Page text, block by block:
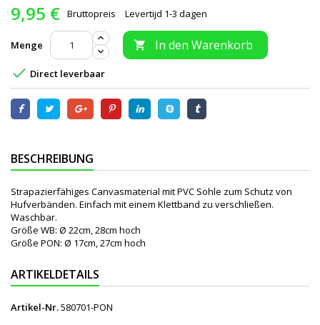
9,95 € Bruttopreis Levertijd 1-3 dagen
Menge  In den Warenkorb
 Direct leverbaar
BESCHREIBUNG
Strapazierfähiges Canvasmaterial mit PVC Sohle zum Schutz von
Hufverbänden. Einfach mit einem Klettband zu verschließen.
Waschbar.
Größe WB: Ø 22cm, 28cm hoch
Größe PON: Ø 17cm, 27cm hoch
ARTIKELDETAILS
Artikel-Nr.580701-PON